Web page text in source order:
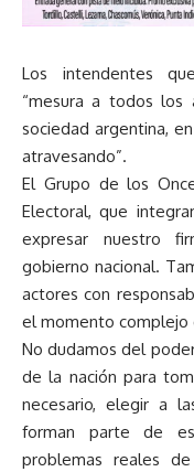
Los intendentes
“mesura a todos los
sociedad argentina,
atravesando”.
El Grupo de los
Electoral, que
expresar nuestro
gobierno nacional.
actores con
el momento complejo
No dudamos del
de la nación para
necesario, elegir a
forman parte de
problemas reales